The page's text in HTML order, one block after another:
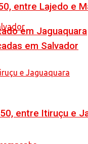
em Jaguaquara
entre Itiruçu e
entre Lajedo e
em Salvador